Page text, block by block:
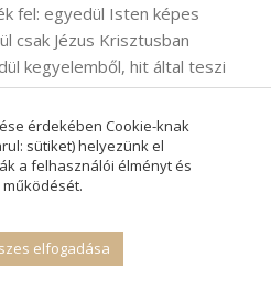
fel: egyedül Isten képes
csak Jézus Krisztusban
kegyelemből, hit által teszi
homlokzatán is
minden mi nyitásunk,
mások felé.
érdekében Cookie-knak
sütiket) helyezünk el
a felhasználói élményt és
elfogadása